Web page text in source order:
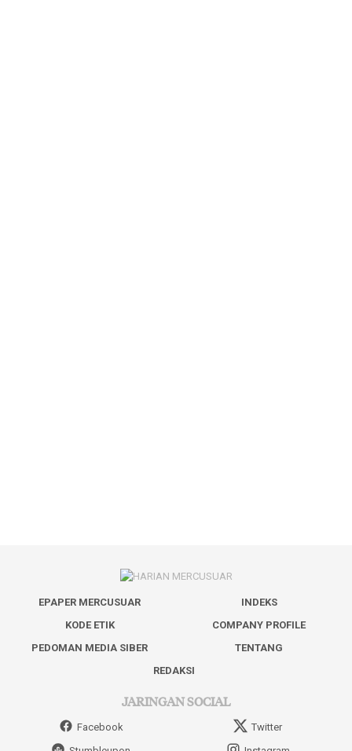
EPAPER MERCUSUAR
INDEKS
KODE ETIK
COMPANY PROFILE
PEDOMAN MEDIA SIBER
TENTANG
REDAKSI
JARINGAN SOCIAL
Facebook
Twitter